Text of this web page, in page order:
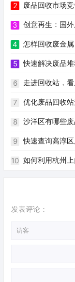
2 废品回收市场
3 创意再生：国
4 怎样回收废金
5 快速解决废品
州废品回收电话号
6 走进回收站，
7 优化废品回收
8 沙洋区有哪些
9 快速查询高淳
电话）
10 如何利用杭州
发表评论：